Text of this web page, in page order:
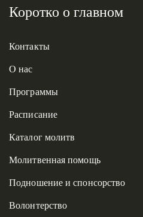
Коротко о главном
Контакты
О нас
Программы
Расписание
Каталог молитв
Молитвенная помощь
Подношение и спонсорство
Волонтерство